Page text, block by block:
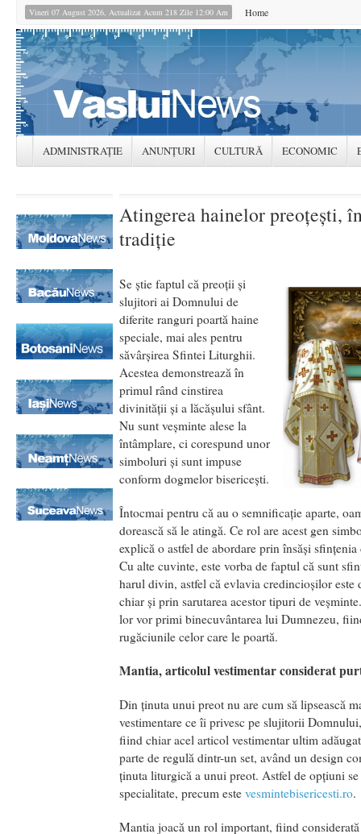
Vineri 07 August 2026, Actualizat Acum 218 Zile 12:00 Am Home
ADMINISTRAȚIE ANUNȚURI CULTURĂ ECONOMIC
Atingerea hainelor preoțești,
tradiție
Se știe faptul că preoții și
slujitori ai Domnului de
diferite ranguri poartă haine
speciale, mai ales pentru
săvârșirea Sfintei Liturghii.
Acestea demonstrează în
primul rând cinstirea
divinității și a lăcășului sfânt.
Nu sunt veșminte alese la
întâmplare, ci corespund unor
simboluri și sunt impuse
conform dogmelor bisericești.
Întocmai pentru că au o semnificație aparte,
dorească să le atingă. Ce rol are acest gen
explică o astfel de abordare prin însăși
Cu alte cuvinte, este vorba de faptul că sunt
harul divin, astfel că evlavia credincioșilor este
chiar și prin sarutarea acestor tipuri de
lor vor primi binecuvântarea lui Dumnezeu,
rugăciunile celor care le poartă.
Mantia, articolul vestimentar considerat
Din ținuta unui preot nu are cum să lipsească
vestimentare ce îi privesc pe slujitorii
fiind chiar acel articol vestimentar ultim
parte de regulă dintr-un set, având un design
ținuta liturgică a unui preot. Astfel de opțiuni se
specialitate, precum este vesmintebisericesti.ro.
Mantia joacă un rol important, fiind considerată